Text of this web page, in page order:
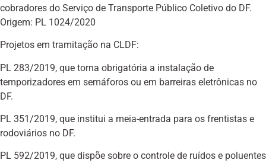
cobradores do Serviço de Transporte Público Coletivo do DF.
Origem: PL 1024/2020
Projetos em tramitação na CLDF:
PL 283/2019, que torna obrigatória a instalação de
temporizadores em semáforos ou em barreiras eletrônicas no
DF.
PL 351/2019, que institui a meia-entrada para os frentistas e
rodoviários no DF.
PL 592/2019, que dispõe sobre o controle de ruídos e poluentes